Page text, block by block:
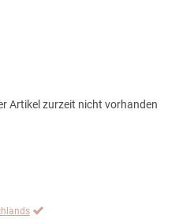
Artikel zurzeit nicht vorhanden